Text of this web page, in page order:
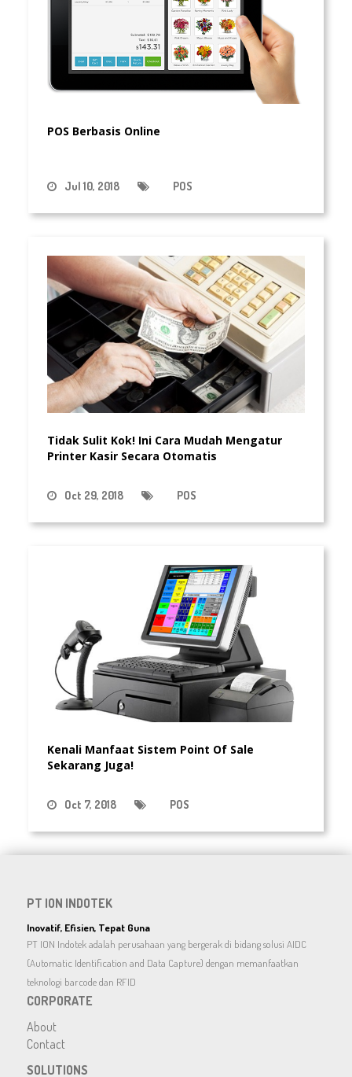
POS Berbasis Online
Jul 10, 2018 POS
Tidak Sulit Kok! Ini Cara Mudah Mengatur
Printer Kasir Secara Otomatis
Oct 29, 2018 POS
Kenali Manfaat Sistem Point Of Sale
Sekarang Juga!
Oct 7, 2018 POS
PT ION INDOTEK
Inovatif, Efisien, Tepat Guna
PT ION Indotek adalah perusahaan yang bergerak di bidang solusi AIDC
(Automatic Identification and Data Capture) dengan memanfaatkan
teknologi barcode dan RFID
CORPORATE
About
Contact
SOLUTIONS